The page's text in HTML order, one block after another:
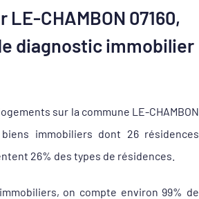
CHAMBON 07160,
diagnostic immobilier
sur la commune LE-CHAMBON
immobiliers dont 26 résidences
26% des types de résidences.
on compte environ 99% de